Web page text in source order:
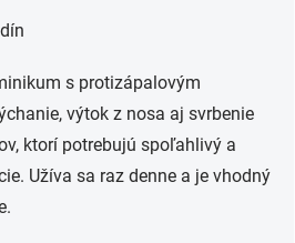
s protizápalovým
výtok z nosa aj svrbenie
ktorí potrebujú spoľahlivý a
Užíva sa raz denne a je vhodný